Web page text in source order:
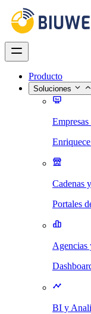
Producto
Soluciones
Cadenas
Portales
Agencias
BI y